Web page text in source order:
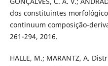
dos constituintes
continuum composição-
261-294, 2016.
HALLE, M.; MARANTZ, A.